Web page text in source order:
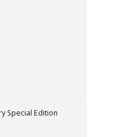
Special Edition